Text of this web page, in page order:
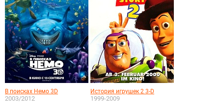
В поисках Немо 3D
2003/2012
История игрушек 2 3-D
1999-2009